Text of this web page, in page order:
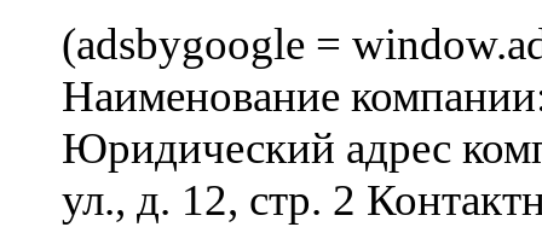
(adsbygoogle =
Наименование
Юридический адрес
ул., д. 12, стр. 2